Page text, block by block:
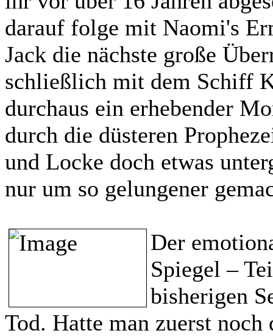
darauf folge mit Naomi's
Jack die nächste große
schließlich mit dem Schiff
durchaus ein erhebender
durch die düsteren
und Locke doch etwas
nur um so gelungener
Der
Spiegel –
bisherigen
Tod. Hatte man zuerst